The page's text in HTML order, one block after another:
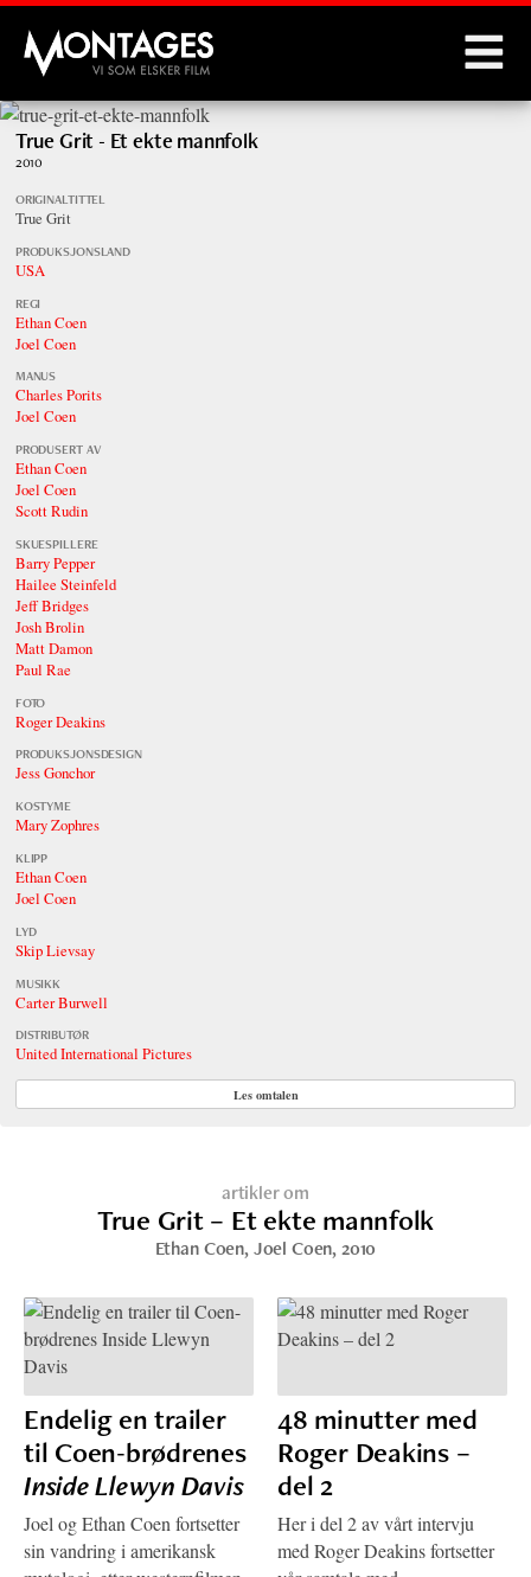
Montages
True Grit - Et ekte mannfolk
2010
ORIGINALTITTEL
True Grit
PRODUKSJONSLAND
USA
REGI
Ethan Coen
Joel Coen
MANUS
Charles Porits
Joel Coen
PRODUSERT AV
Ethan Coen
Joel Coen
Scott Rudin
SKUESPILLERE
Barry Pepper
Hailee Steinfeld
Jeff Bridges
Josh Brolin
Matt Damon
Paul Rae
FOTO
Roger Deakins
PRODUKSJONSDESIGN
Jess Gonchor
KOSTYME
Mary Zophres
KLIPP
Ethan Coen
Joel Coen
LYD
Skip Lievsay
MUSIKK
Carter Burwell
DISTRIBUTØR
United International Pictures
Les omtalen
artikler om
True Grit – Et ekte mannfolk
Ethan Coen,Joel Coen, 2010
Endelig en trailer
til Coen-brødrenes
Inside Llewyn Davis
Joel og Ethan Coen fortsetter
sin vandring i amerikansk
48 minutter med
Roger Deakins –
del 2
Her i del 2 av vårt intervju
med Roger Deakins fortsetter